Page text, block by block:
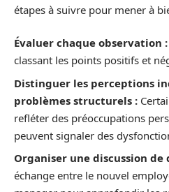
étapes à suivre pour mener à
Évaluer chaque observation :
classant les points positifs et
Distinguer les perceptions
problèmes structurels :
refléter des préoccupations
peuvent signaler des
Organiser une discussion
échange entre le nouvel